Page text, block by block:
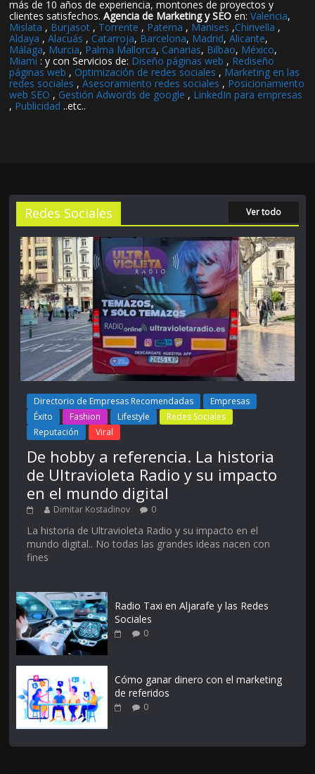
más de 10 años de experiencia, montones de proyectos y
clientes satisfechos.Agencia de Marketing y SEO en:Valencia,
Mislata , Burjasot , Torrente , Paterna , Manises ,Chirivella ,
Aldaya ,Alacuás , Catarroja, Barcelona, Madrid,Alicante,
Málaga, Murcia, Palma Mallorca, Canarias, Bilbao, México,
Miami : y con Servicios de: Diseño páginas web , Rediseño
páginas web , Optimización de redes sociales , Marketing en las
redes sociales ,Asesoramiento redes sociales , Posicionamiento
web SEO , Gestión Adwords de google , LinkedIn para empresas
, Publicidad ..etc..
Redes Sociales Ver todo
Directorio de Empresas Recomendadas
Empresas
Éxito
Fashion Lifestyle
Redes Sociales
Reputación
Viral
De hobby a referencia. La historia
de Ultravioleta Radio y su impacto
en el mundo digital
Dimitar Kostadinov 0
La historia de Ultravioleta Radio y su impacto en el
mundo digital.. No todas las grandes ideas nacen con
fines
Radio Taxi en Aljarafe y las Redes
Sociales
0
Cómo ganar dinero con el marketing
de referidos
0